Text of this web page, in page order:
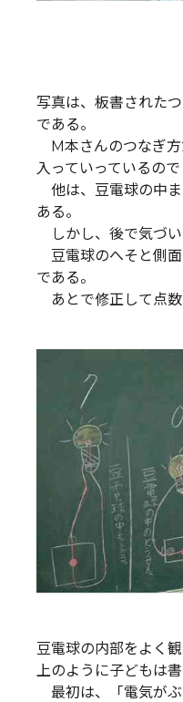
写真は、板書された
である。
M本さんのつなぎ方
入っていっているので
他は、豆電球の中
ある。
しかし、後で気づい
豆電球のへそと側
である。
あとで修正して点数
豆電球の内部をよく
上のように子どもは書
最初は、「電気が